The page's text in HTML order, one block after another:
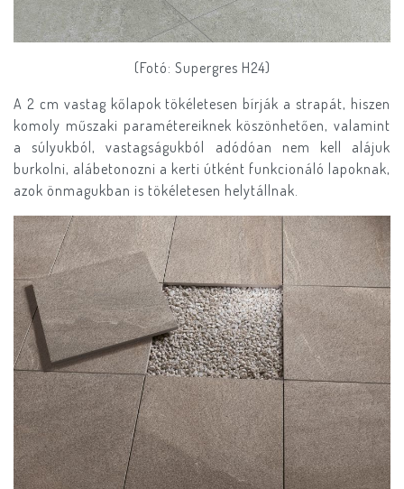
(Fotó: Supergres H24)
A 2 cm vastag kőlapok tökéletesen bírják a strapát, hiszen
komoly műszaki paramétereiknek köszönhetően, valamint
a súlyukból, vastagságukból adódóan nem kell alájuk
burkolni, alábetonozni a kerti útként funkcionáló lapoknak,
azok önmagukban is tökéletesen helytállnak.